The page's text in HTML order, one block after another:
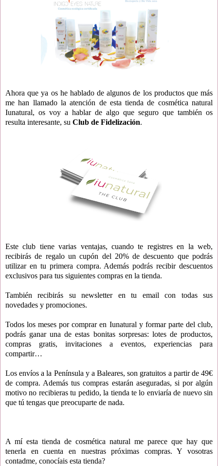
Ahora que ya os he hablado de algunos de los productos que más
me han llamado la atención de esta tienda de cosmética natural
Iunatural, os voy a hablar de algo que seguro que también os
resulta interesante, su Club de Fidelización.
Este club tiene varias ventajas, cuando te registres en la web,
recibirás de regalo un cupón del 20% de descuento que podrás
utilizar en tu primera compra. Además podrás recibir descuentos
exclusivos para tus siguientes compras en la tienda.
También recibirás su newsletter en tu email con todas sus
novedades y promociones.
Todos los meses por comprar en Iunatural y formar parte del club,
podrás ganar una de estas bonitas sorpresas: lotes de productos,
compras gratis, invitaciones a eventos, experiencias para
compartir…
Los envíos a la Península y a Baleares, son gratuitos a partir de 49€
de compra. Además tus compras estarán aseguradas, si por algún
motivo no recibieras tu pedido, la tienda te lo enviaría de nuevo sin
que tú tengas que preocuparte de nada.
A mí esta tienda de cosmética natural me parece que hay que
tenerla en cuenta en nuestras próximas compras. Y vosotras
contadme, conocíais esta tienda?